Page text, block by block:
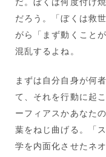
だろう。「ぼくは救
がら「まず動くこと
混乱するよね。
まずは自分自身が何
て、それを行動に起
ーフィアスかあなた
葉をねじ曲げる。「
学を内面化させたネ